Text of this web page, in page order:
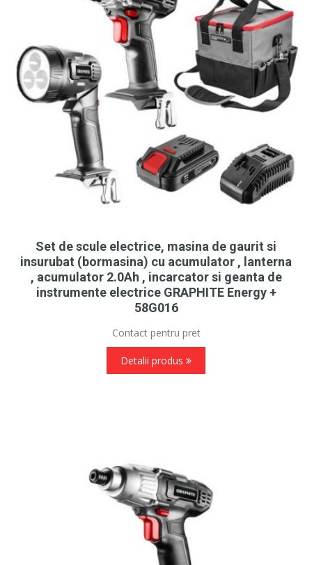
Set de scule electrice, masina de gaurit si
insurubat (bormasina) cu acumulator , lanterna
, acumulator 2.0Ah , incarcator si geanta de
instrumente electrice GRAPHITE Energy +
58G016
Contact pentru pret
Detalii produs